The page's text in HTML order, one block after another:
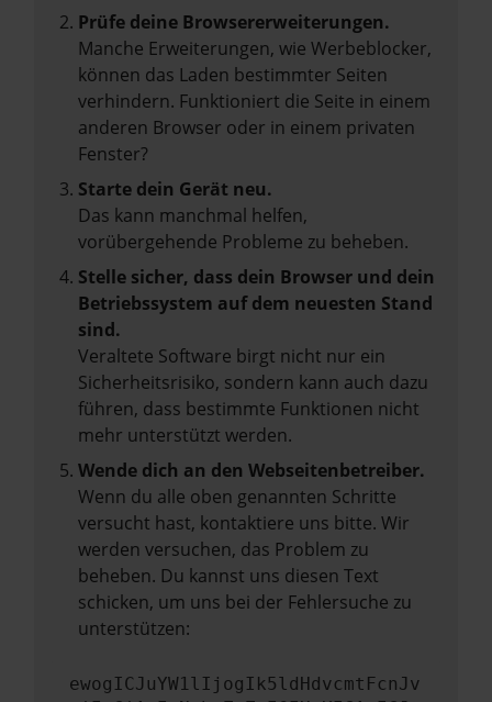
Prüfe deine Browsererweiterungen.
Manche Erweiterungen, wie Werbeblocker,
können das Laden bestimmter Seiten
verhindern. Funktioniert die Seite in einem
anderen Browser oder in einem privaten
Fenster?
Starte dein Gerät neu.
Das kann manchmal helfen,
vorübergehende Probleme zu beheben.
Stelle sicher, dass dein Browser und dein
Betriebssystem auf dem neuesten Stand
sind.
Veraltete Software birgt nicht nur ein
Sicherheitsrisiko, sondern kann auch dazu
führen, dass bestimmte Funktionen nicht
mehr unterstützt werden.
Wende dich an den Webseitenbetreiber.
Wenn du alle oben genannten Schritte
versucht hast, kontaktiere uns bitte. Wir
werden versuchen, das Problem zu
beheben. Du kannst uns diesen Text
schicken, um uns bei der Fehlersuche zu
unterstützen:
ewogICJuYW1lIjogIk5ldHdvcmtFcnJv